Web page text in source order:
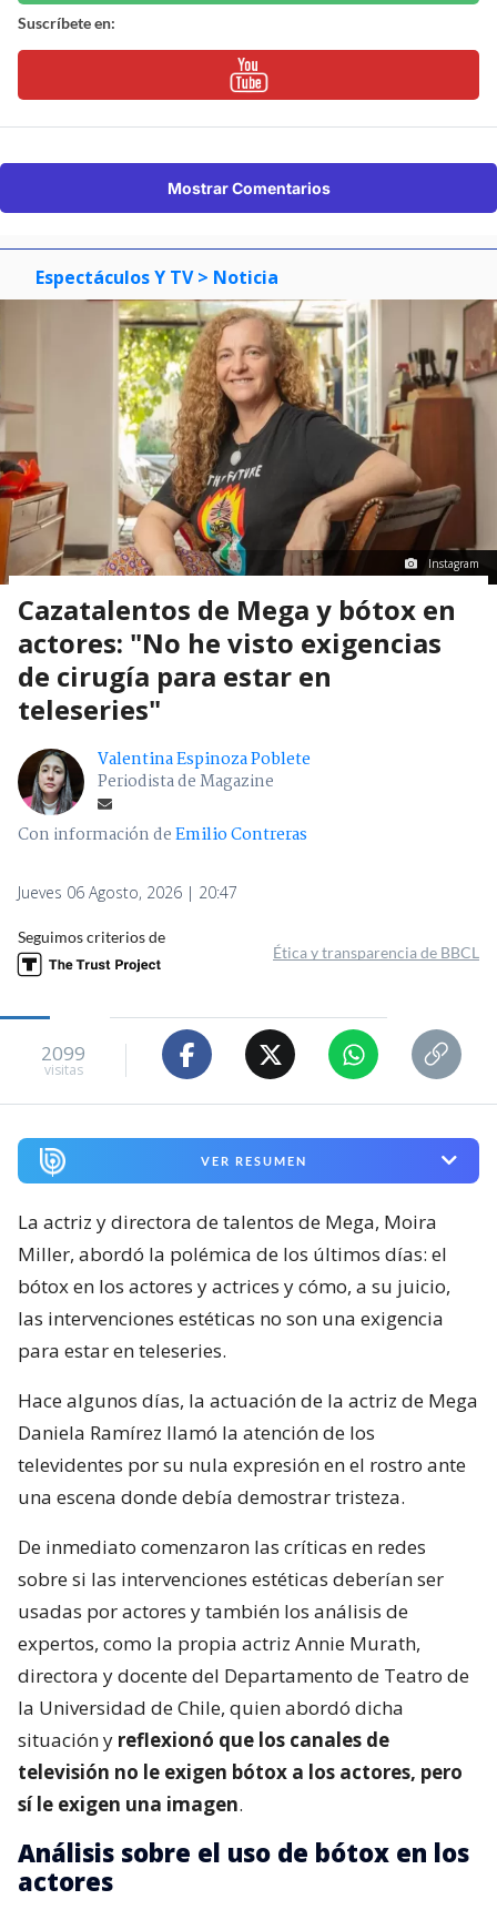
Suscríbete en:
Mostrar Comentarios
Espectáculos Y TV > Noticia
Instagram
Cazatalentos de Mega y bótox en
actores: "No he visto exigencias
de cirugía para estar en
teleseries"
Valentina Espinoza Poblete
Periodista de Magazine
Con información deEmilio Contreras
Jueves 06 Agosto, 2026 | 20:47
Seguimos criterios de
Ética y transparencia de BBCL
2099
visitas
VER RESUMEN
La actriz y directora de talentos de Mega, Moira
Miller, abordó la polémica de los últimos días: el
bótox en los actores y actrices y cómo, a su juicio,
las intervenciones estéticas no son una exigencia
para estar en teleseries.
Hace algunos días, la actuación de la actriz de Mega
Daniela Ramírez llamó la atención de los
televidentes por su nula expresión en el rostro ante
una escena donde debía demostrar tristeza.
De inmediato comenzaron las críticas en redes
sobre si las intervenciones estéticas deberían ser
usadas por actores y también los análisis de
expertos, como la propia actriz Annie Murath,
directora y docente del Departamento de Teatro de
la Universidad de Chile, quien abordó dicha
situación y reflexionó que los canales de
televisión no le exigen bótox a los actores, pero
sí le exigen una imagen.
Análisis sobre el uso de bótox en los
actores